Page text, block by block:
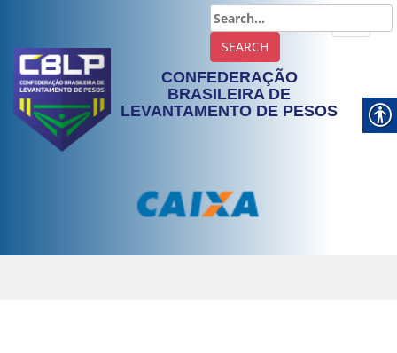
CONFEDERAÇÃO
BRASILEIRA DE
LEVANTAMENTO DE PESOS